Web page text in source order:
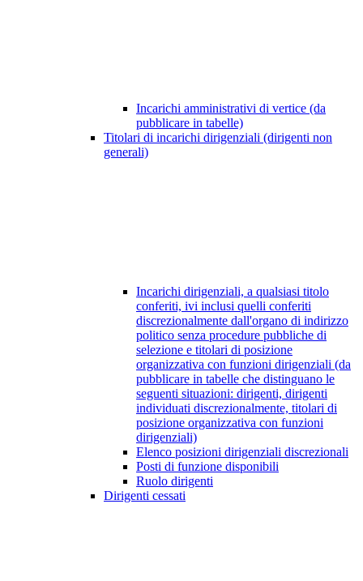
Incarichi amministrativi di vertice (da
pubblicare in tabelle)
Titolari di incarichi dirigenziali (dirigenti non
generali)
Incarichi dirigenziali, a qualsiasi titolo
conferiti, ivi inclusi quelli conferiti
discrezionalmente dall'organo di indirizzo
politico senza procedure pubbliche di
selezione e titolari di posizione
organizzativa con funzioni dirigenziali (da
pubblicare in tabelle che distinguano le
seguenti situazioni: dirigenti, dirigenti
individuati discrezionalmente, titolari di
posizione organizzativa con funzioni
dirigenziali)
Elenco posizioni dirigenziali discrezionali
Posti di funzione disponibili
Ruolo dirigenti
Dirigenti cessati